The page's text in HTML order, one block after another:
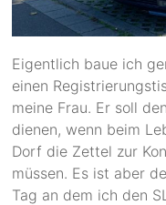
Eigentlich baue ich
einen
meine Frau. Er soll
dienen, wenn beim
Dorf die Zettel zur
müssen. Es ist aber
Tag an dem ich den